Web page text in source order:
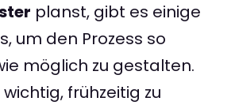
planst, gibt es einige
um den Prozess so
möglich zu gestalten.
frühzeitig zu